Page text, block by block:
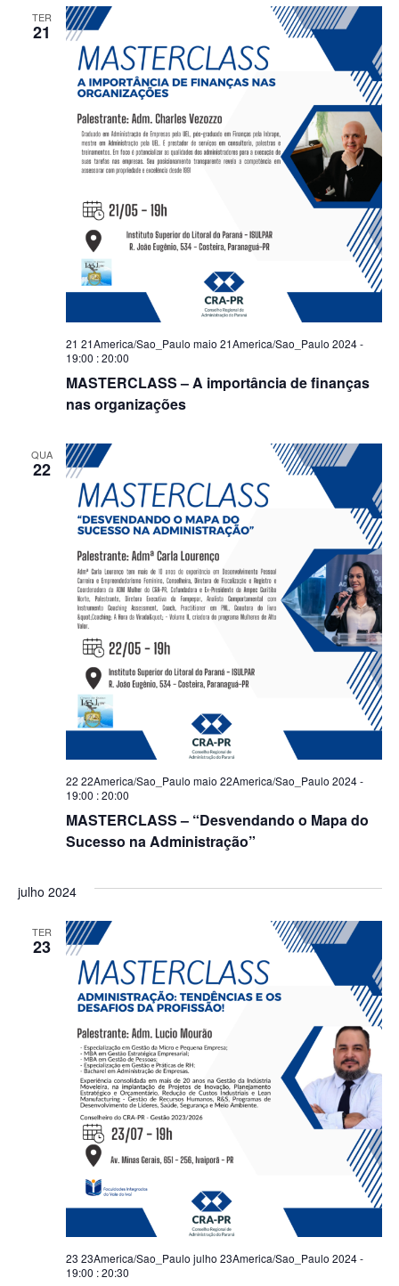
TER
21
MASTERCLASS – A importância de finanças
nas organizações
21 21America/Sao_Paulo maio 21America/Sao_Paulo 2024 -
19:00 :20:00
QUA
22
MASTERCLASS – “Desvendando o Mapa do
Sucesso na Administração”
22 22America/Sao_Paulo maio 22America/Sao_Paulo 2024 -
19:00 :20:00
julho 2024
TER
23
23 23America/Sao_Paulo julho 23America/Sao_Paulo 2024 -
19:00 :20:30